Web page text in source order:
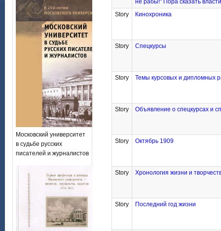
Московский университет
в судьбе русских
писателей и журналистов
не рабы!" Пора сказать
Story
Кинохроника
Story Спецкурсы
Story Темы курсовых и дипломных
Story Объявление о спецкурсах и
Story Октябрь 1909
Story Хронология жизни и
Story Последний год жизни